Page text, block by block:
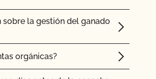
la gestión del ganado
orgánicas?